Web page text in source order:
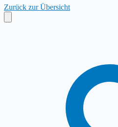
Zurück zur Übersicht